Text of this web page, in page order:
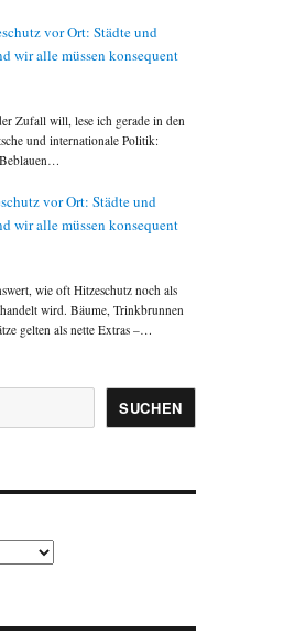
vor Ort: Städte und
wir alle müssen konsequent
Zufall will, lese ich gerade in den
und internationale Politik:
vor Ort: Städte und
wir alle müssen konsequent
wie oft Hitzeschutz noch als
wird. Bäume, Trinkbrunnen
gelten als nette Extras –…
SUCHEN